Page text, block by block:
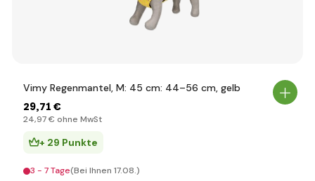
Vimy Regenmantel, M: 45 cm: 44–56 cm, gelb
29,71 €
24,97 € ohne MwSt
+ 29 Punkte
3 - 7 Tage(Bei Ihnen 17.08.)